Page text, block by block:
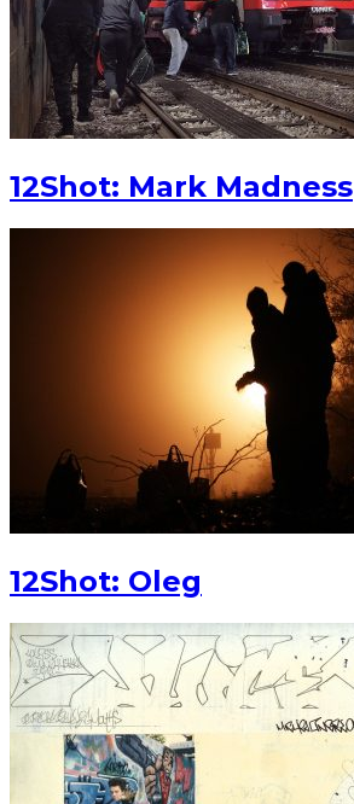
12Shot: Mark Madness
12Shot: Oleg